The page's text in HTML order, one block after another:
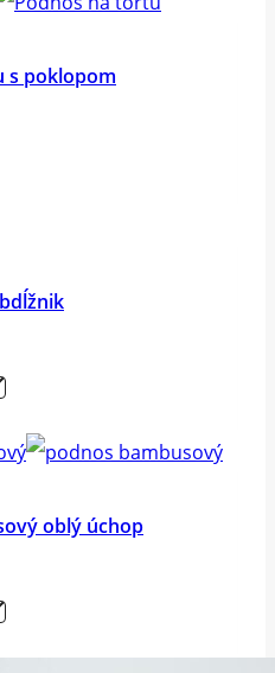
s poklopom
oblý úchop